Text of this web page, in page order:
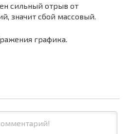
сильный отрыв от
значит сбой массовый.
графика.